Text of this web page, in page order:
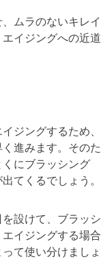
ムラのないキレイ
イジングへの近道
ジングするため、
進みます。そのた
にブラッシング
てくるでしょう。
設けて、ブラッシ
イジングする場合
て使い分けましょ